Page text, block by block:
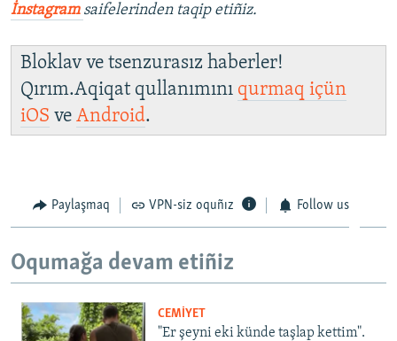
İnstagram saifelerinden taqip etiñiz.
Bloklav ve tsenzurasız haberler!
Qırım.Aqiqat qullanımını qurmaq içün
iOS ve Android.
Paylaşmaq VPN-siz oquñız Follow us
Oqumağa devam etiñiz
CEMİYET
"Er şeyni eki künde taşlap kettim".